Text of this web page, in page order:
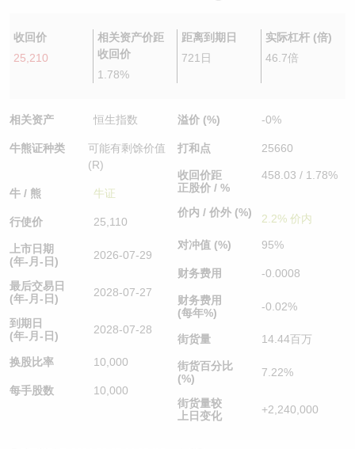
收回价
25,210
相关资产价距
收回价
1.78%
距离到期日
721日
实际杠杆 (倍)
46.7倍
相关资产 恒生指数
牛熊证种类
可能有剩馀价值
(R)
牛 / 熊 牛证
行使价 25,110
上市日期
(年-月-日)
2026-07-29
最后交易日
(年-月-日)
2028-07-27
到期日
(年-月-日)
2028-07-28
换股比率 10,000
每手股数 10,000
溢价 (%) -0%
打和点 25660
收回价距
正股价 / %
458.03 / 1.78%
价内 / 价外 (%) 2.2% 价内
对冲值 (%) 95%
财务费用 -0.0008
财务费用
(每年%)
-0.02%
街货量 14.44百万
街货百分比
(%)
7.22%
街货量较
上日变化
+2,240,000
牛熊证文件及公告